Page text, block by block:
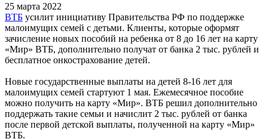
25 марта 2022
ВТБ усилит инициативу Правительства РФ по поддержке
малоимущих семей с детьми. Клиенты, которые оформят
зачисление новых пособий на ребенка от 8 до 16 лет на карту
«Мир» ВТБ, дополнительно получат от банка 2 тыс. рублей и
бесплатное онкострахование детей.
Новые государственные выплаты на детей 8-16 лет для
малоимущих семей стартуют 1 мая. Ежемесячное пособие
можно получить на карту «Мир». ВТБ решил дополнительно
поддержать такие семьи и начислит 2 тыс. рублей от банка
после первой детской выплаты, полученной на карту «Мир»
ВТБ.